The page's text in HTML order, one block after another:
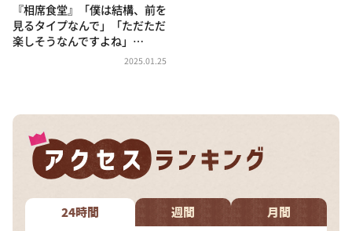
河合＆A.B.C-Z塚田×福井アナ「なんでやねん！？」
（news おかえり）
DAIGOも台所 ～きょうの献立 何にする？～
ＬＩＦＥ～夢のカタチ～
ポツンと一軒家
『相席食堂』「僕は結構、前を
見るタイプなんで」「ただただ
楽しそうなんですよね」…
2025.01.25
24時間 週間 月間